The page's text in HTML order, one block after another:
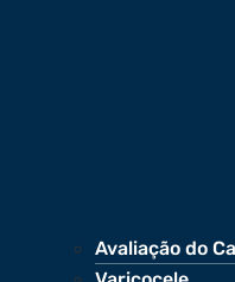
Avaliação do